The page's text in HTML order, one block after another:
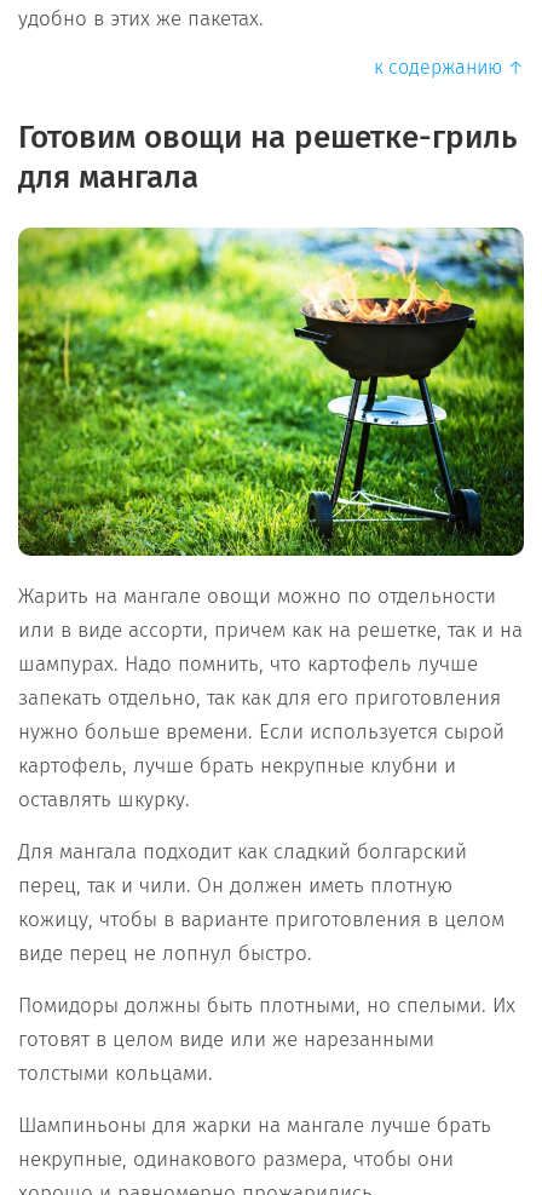
удобно в этих же пакетах.
к содержанию ↑
Готовим овощи на решетке-гриль
для мангала
Жарить на мангале овощи можно по отдельности
или в виде ассорти, причем как на решетке, так и на
шампурах. Надо помнить, что картофель лучше
запекать отдельно, так как для его приготовления
нужно больше времени. Если используется сырой
картофель, лучше брать некрупные клубни и
оставлять шкурку.
Для мангала подходит как сладкий болгарский
перец, так и чили. Он должен иметь плотную
кожицу, чтобы в варианте приготовления в целом
виде перец не лопнул быстро.
Помидоры должны быть плотными, но спелыми. Их
готовят в целом виде или же нарезанными
толстыми кольцами.
Шампиньоны для жарки на мангале лучше брать
некрупные, одинакового размера, чтобы они